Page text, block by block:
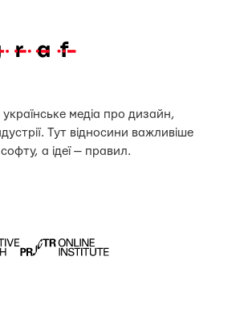
медіа про дизайн,
Тут відносини важливіше
а ідеї — правил.